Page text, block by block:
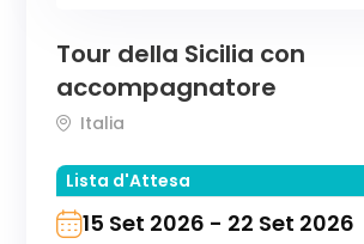
Tour della Sicilia con
accompagnatore
Italia
Lista d'Attesa
15 Set 2026 - 22 Set 2026